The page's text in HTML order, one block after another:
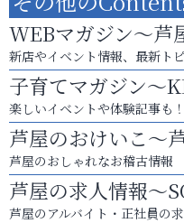
WEBマガジン～芦
新店やイベント情報、最新ト
子育てマガジン～
楽しいイベントや体験記事も！
芦屋のおけいこ～
芦屋のおしゃれなお稽古情報
芦屋の求人情報～
芦屋のアルバイト・正社員の